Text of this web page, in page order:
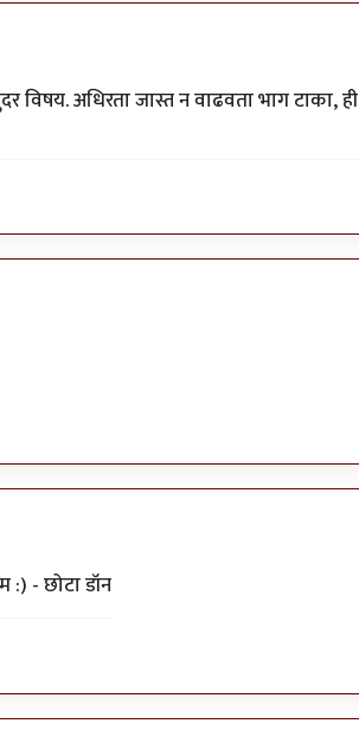
अधिरता जास्त न वाढवता भाग टाका, ही
:) - छोटा डॉन